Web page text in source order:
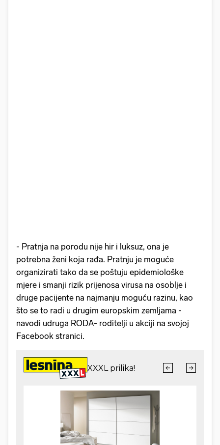
- Pratnja na porodu nije hir i luksuz, ona je
potrebna ženi koja rađa. Pratnju je moguće
organizirati tako da se poštuju epidemiološke
mjere i smanji rizik prijenosa virusa na osoblje i
druge pacijente na najmanju moguću razinu, kao
što se to radi u drugim europskim zemljama -
navodi udruga RODA- roditelji u akciji na svojoj
Facebook stranici.